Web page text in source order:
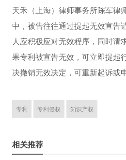
天禾（上海）律师事务所陈军律
中，被告往往通过提起无效宣告
人应积极应对无效程序，同时请
果专利被宣告无效，可立即提起
决撤销无效决定，可重新起诉或
专利 专利侵权 知识产权
相关推荐